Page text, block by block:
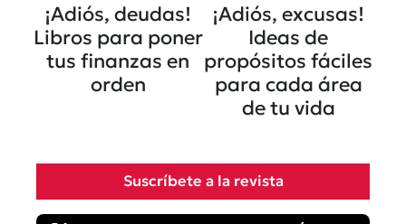
¡Adiós, deudas!
Libros para poner
tus finanzas en
orden
¡Adiós, excusas!
Ideas de
propósitos fáciles
para cada área
de tu vida
Suscríbete a la revista